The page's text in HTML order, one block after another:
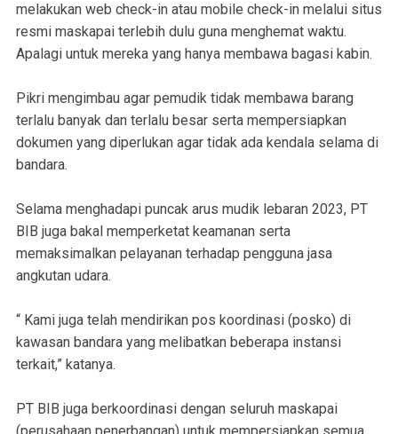
melakukan web check-in atau mobile check-in melalui situs
resmi maskapai terlebih dulu guna menghemat waktu.
Apalagi untuk mereka yang hanya membawa bagasi kabin.
Pikri mengimbau agar pemudik tidak membawa barang
terlalu banyak dan terlalu besar serta mempersiapkan
dokumen yang diperlukan agar tidak ada kendala selama di
bandara.
Selama menghadapi puncak arus mudik lebaran 2023, PT
BIB juga bakal memperketat keamanan serta
memaksimalkan pelayanan terhadap pengguna jasa
angkutan udara.
“ Kami juga telah mendirikan pos koordinasi (posko) di
kawasan bandara yang melibatkan beberapa instansi
terkait,” katanya.
PT BIB juga berkoordinasi dengan seluruh maskapai